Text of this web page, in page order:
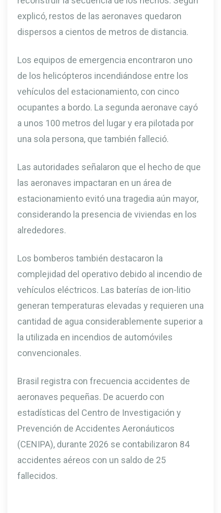
explicó, restos de las aeronaves quedaron
dispersos a cientos de metros de distancia.
Los equipos de emergencia encontraron uno
de los helicópteros incendiándose entre los
vehículos del estacionamiento, con cinco
ocupantes a bordo. La segunda aeronave cayó
a unos 100 metros del lugar y era pilotada por
una sola persona, que también falleció.
Las autoridades señalaron que el hecho de que
las aeronaves impactaran en un área de
estacionamiento evitó una tragedia aún mayor,
considerando la presencia de viviendas en los
alrededores.
Los bomberos también destacaron la
complejidad del operativo debido al incendio de
vehículos eléctricos. Las baterías de ion-litio
generan temperaturas elevadas y requieren una
cantidad de agua considerablemente superior a
la utilizada en incendios de automóviles
convencionales.
Brasil registra con frecuencia accidentes de
aeronaves pequeñas. De acuerdo con
estadísticas del Centro de Investigación y
Prevención de Accidentes Aeronáuticos
(CENIPA), durante 2026 se contabilizaron 84
accidentes aéreos con un saldo de 25
fallecidos.